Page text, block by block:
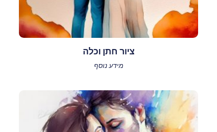
ציור חתן וכלה
מידע נוסף